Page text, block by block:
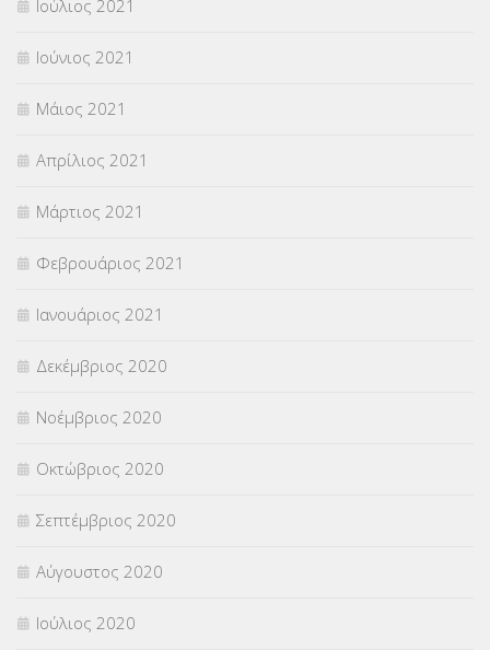
Ιούλιος 2021
Ιούνιος 2021
Μάιος 2021
Απρίλιος 2021
Μάρτιος 2021
Φεβρουάριος 2021
Ιανουάριος 2021
Δεκέμβριος 2020
Νοέμβριος 2020
Οκτώβριος 2020
Σεπτέμβριος 2020
Αύγουστος 2020
Ιούλιος 2020